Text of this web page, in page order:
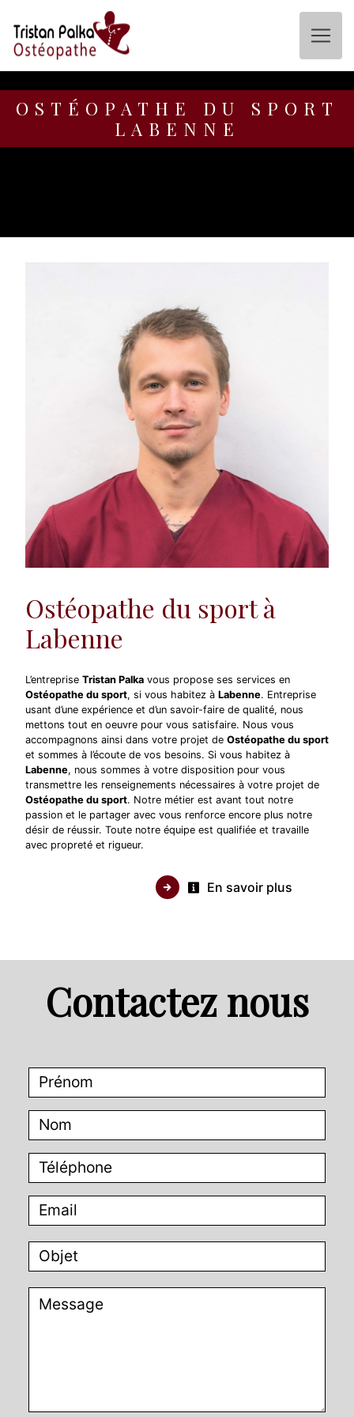
OSTÉOPATHE DU SPORT
LABENNE
Ostéopathe du sport à
Labenne
L’entreprise Tristan Palka vous propose ses services en
Ostéopathe du sport, si vous habitez à Labenne. Entreprise
usant d’une expérience et d’un savoir-faire de qualité, nous
mettons tout en oeuvre pour vous satisfaire. Nous vous
accompagnons ainsi dans votre projet de Ostéopathe du sport
et sommes à l’écoute de vos besoins. Si vous habitez à
Labenne, nous sommes à votre disposition pour vous
transmettre les renseignements nécessaires à votre projet de
Ostéopathe du sport. Notre métier est avant tout notre
passion et le partager avec vous renforce encore plus notre
désir de réussir. Toute notre équipe est qualifiée et travaille
avec propreté et rigueur.
En savoir plus
Contactez nous
Panneau de gestion des cookies